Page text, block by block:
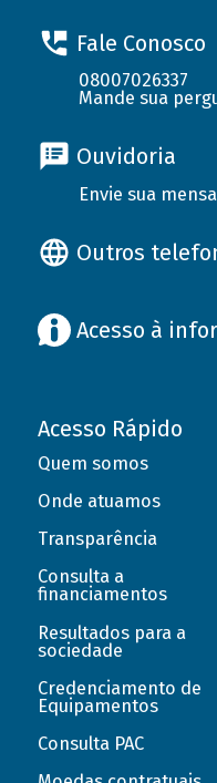
Fale Conosco
08007026337
Mande sua
Ouvidoria
Envie sua
Outros
Acesso à
Acesso Rápido
Quem somos
Onde atuamos
Transparência
Consulta a
financiamentos
Resultados para a
sociedade
Credenciamento de
Equipamentos
Consulta PAC